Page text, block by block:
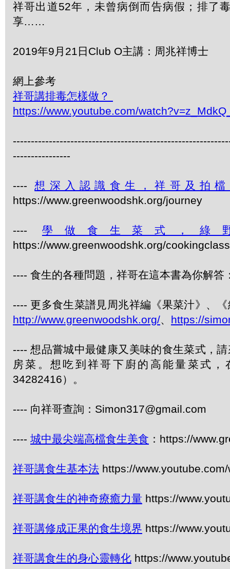
祥哥出道52年，未曾病倒而告病假；排了
享……
2019年9月21日Club O主講：周兆祥博士
網上參考
祥哥講排毒怎樣做？
https://www.youtube.com/
----------------
----想深入認識食生，祥哥及拍
https://www.greenwoodshk.org/journey
---- 學做食生菜式，綠
https://www.greenwoodshk.org/
---- 食生的各種問題，祥哥在這本書為你解
---- 更多食生菜譜見周兆祥編《果菜汁》、
http://www.greenwoodshk.org/、 https://
---- 想品嘗城中最健康又美味的食生菜式，
房菜。想吃到祥哥下廚的高能量菜式
34282416）。
---- 向祥哥查詢：Simon317@gmail.com
---- 城中最尖端高檔食生美食 ：https://
祥哥講食生基本法 https://
祥哥講食生的神奇療癒力量 https://
祥哥講修成正果的食生境界 https://
祥哥講食生的身心靈轉化 https://